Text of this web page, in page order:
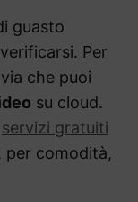
guasto
Per
che puoi
su cloud.
servizi gratuiti
per comodità,